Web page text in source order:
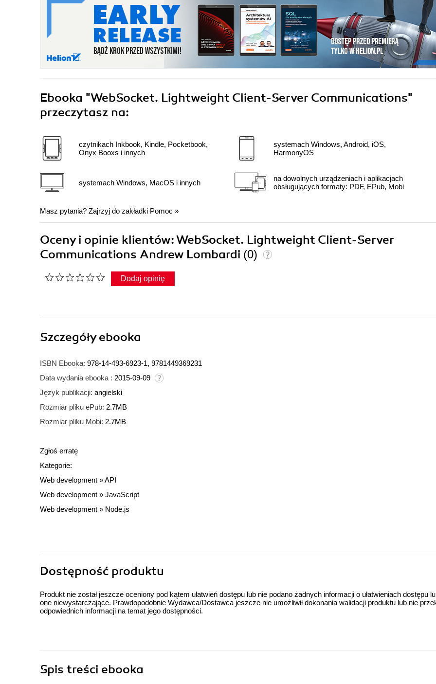
Ebooka "WebSocket. Lightweight Client-Server Communications"
przeczytasz na:
czytnikach Inkbook, Kindle, Pocketbook,
Onyx Booxs i innych
systemach Windows, MacOS i innych
systemach Windows, Android, iOS,
HarmonyOS
na dowolnych urządzeniach i aplikacjach
obsługujących formaty: PDF, EPub, Mobi
Masz pytania? Zajrzyj do zakładki Pomoc »
Oceny i opinie klientów: WebSocket. Lightweight Client-Server
Communications Andrew Lombardi (0)
Dodaj opinię
Szczegółyebooka
ISBN Ebooka: 978-14-493-6923-1, 9781449369231
Data wydania ebooka : 2015-09-09
Język publikacji: angielski
Rozmiar pliku ePub: 2.7MB
Rozmiar pliku Mobi: 2.7MB
Zgłoś erratę
Kategorie:
Web development »API
Web development » JavaScript
Web development » Node.js
Dostępność produktu
Produkt nie został jeszcze oceniony pod kątem ułatwień dostępu lub nie podano żadnych informacji o ułatwieniach dostępu
one niewystarczające. Prawdopodobnie Wydawca/Dostawca jeszcze nie umożliwił dokonania walidacji produktu lub nie
odpowiednich informacji na temat jego dostępności.
Spis treści ebooka